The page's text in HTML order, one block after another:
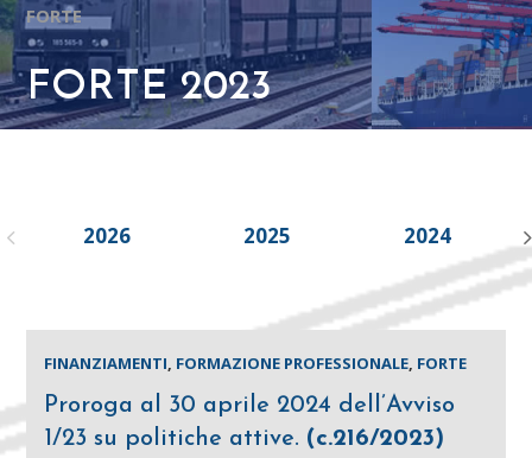
FORTE
FORTE 2023
2026 2025 2024
FINANZIAMENTI, FORMAZIONE PROFESSIONALE, FORTE
Proroga al 30 aprile 2024 dell’Avviso
1/23 su politiche attive. (c.216/2023)